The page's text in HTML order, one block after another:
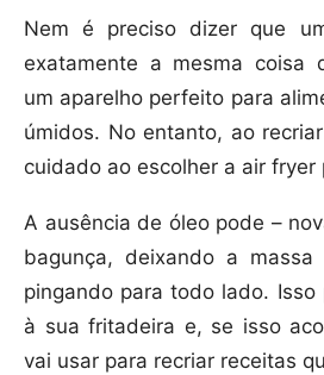
Nem é preciso dizer que
exatamente a mesma coisa
um aparelho perfeito para
úmidos. No entanto, ao
cuidado ao escolher a air fryer
A ausência de óleo pode –
bagunça, deixando a
pingando para todo lado. Isso
à sua fritadeira e, se isso
vai usar para recriar receitas